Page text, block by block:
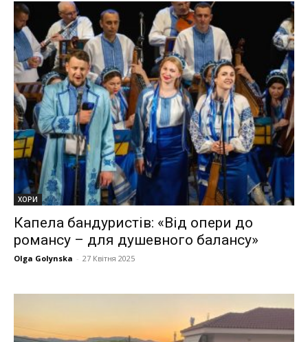
ХОРИ
Капела бандуристів: «Від опери до
романсу – для душевного балансу»
Olga Golynska - 27 Квітня 2025